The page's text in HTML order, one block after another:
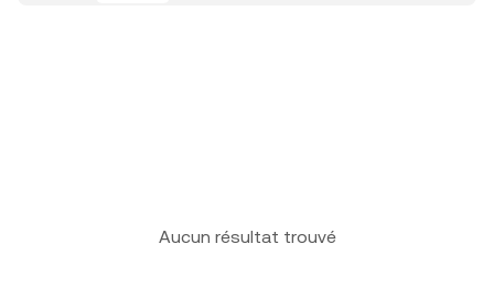
Aucun résultat trouvé